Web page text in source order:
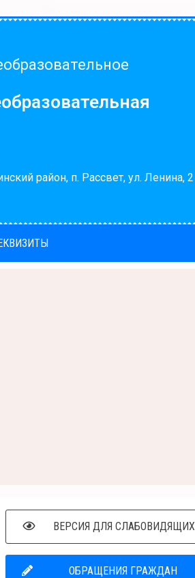
район, п. Рассвет, ул. Ленина, 2
ВЕРСИЯ ДЛЯ СЛАБОВИДЯЩИХ
ОБРАЩЕНИЯ ГРАЖДАН